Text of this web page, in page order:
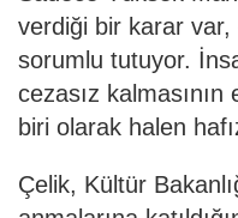
verdiği bir karar var,
sorumlu tutuyor.
cezasız kalmasının
biri olarak halen
Çelik, Kültür